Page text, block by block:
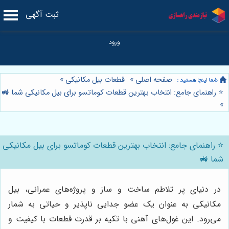
ثبت آگهی
صفحه اصلی » قطعات بیل مکانیکی »
⭐️ راهنمای جامع: انتخاب بهترین قطعات کوماتسو برای بیل مکانیکی شما 🚜
»
⭐️ راهنمای جامع: انتخاب بهترین قطعات کوماتسو برای بیل مکانیکی
شما 🚜
در دنیای پر تلاطم ساخت و ساز و پروژه‌های عمرانی، بیل
مکانیکی به عنوان یک عضو جدایی ناپذیر و حیاتی به شمار
می‌رود. این غول‌های آهنی با تکیه بر قدرت قطعات با کیفیت و